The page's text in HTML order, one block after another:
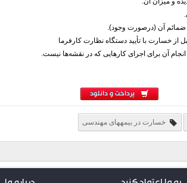
پرداخت و دانلود
خسارت در بیمههای مهندسی